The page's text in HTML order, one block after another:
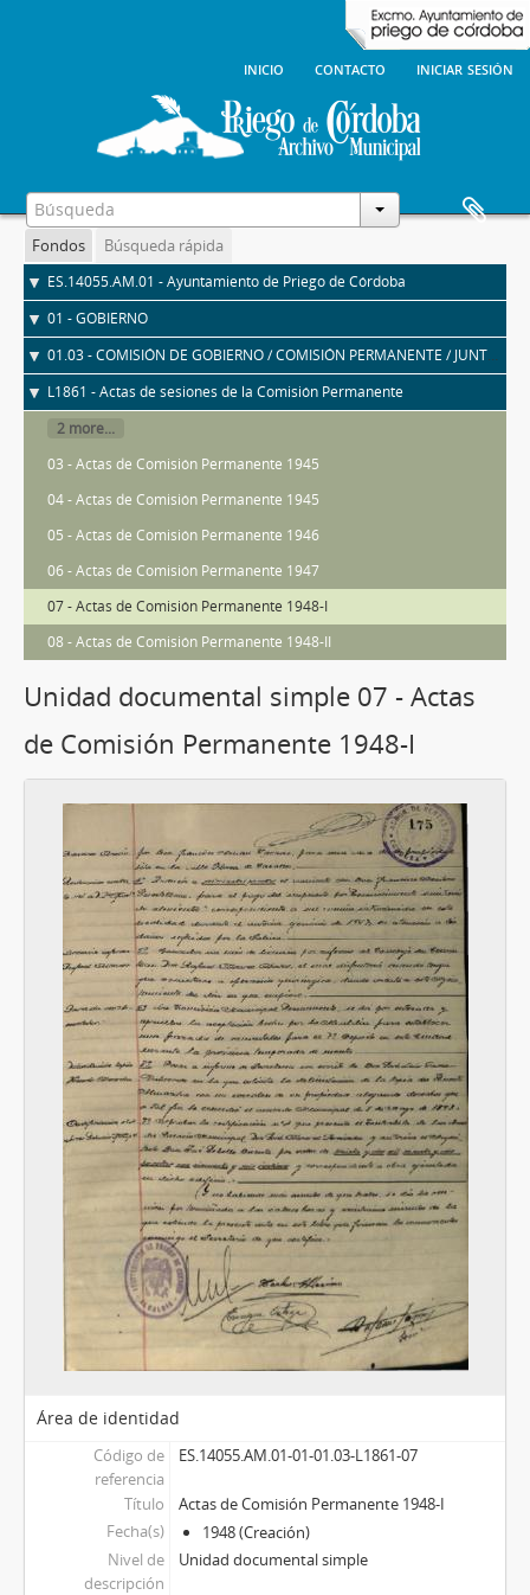
inicio contacto iniciar sesión
Fondos Búsqueda rápida
ES.14055.AM.01 - Ayuntamiento de Priego de Córdoba
01 - GOBIERNO
01.03 - COMISIÓN DE GOBIERNO / COMISIÓN PERMANENTE / JUNTA DE GOBIERNO LOCAL
L1861 - Actas de sesiones de la Comisión Permanente
2 more...
03 - Actas de Comisión Permanente 1945
04 - Actas de Comisión Permanente 1945
05 - Actas de Comisión Permanente 1946
06 - Actas de Comisión Permanente 1947
07 - Actas de Comisión Permanente 1948-I
08 - Actas de Comisión Permanente 1948-II
Unidad documental simple 07 - Actas
de Comisión Permanente 1948-I
Área de identidad
Código de
referencia
ES.14055.AM.01-01-01.03-L1861-07
Título
Actas de Comisión Permanente 1948-I
Fecha(s)
1948 (Creación)
Nivel de
descripción
Unidad documental simple